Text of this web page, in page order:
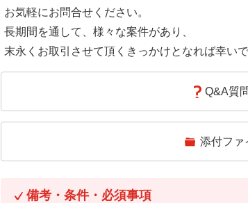
お気軽にお問合せください。
長期間を通して、様々な案件があり、
末永くお取引させて頂くきっかけとなれば幸いで
Q&A質
添付ファ
備考・条件・必須事項